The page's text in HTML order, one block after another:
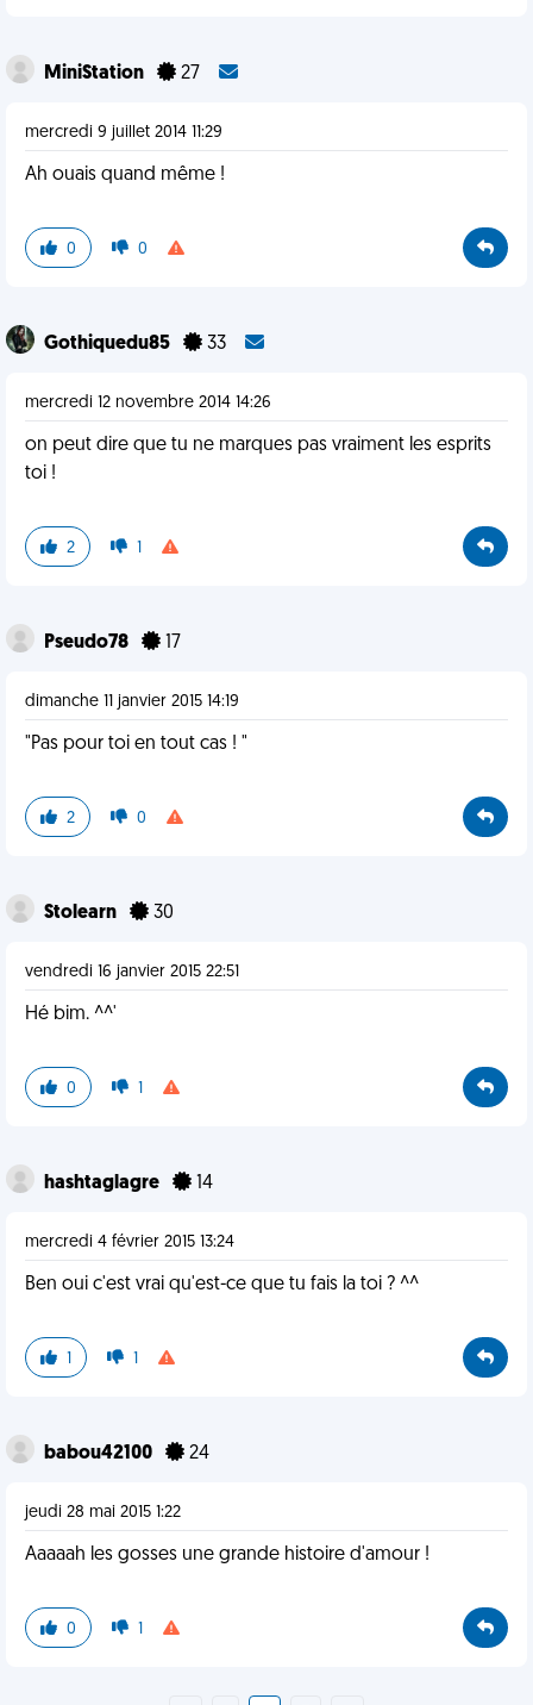
MiniStation 27
mercredi 9 juillet 2014 11:29
Ah ouais quand même !
0 0
Gothiquedu85 33
mercredi 12 novembre 2014 14:26
on peut dire que tu ne marques pas vraiment les esprits
toi !
2 1
Pseudo78 17
dimanche 11 janvier 2015 14:19
"Pas pour toi en tout cas ! "
2 0
Stolearn 30
vendredi 16 janvier 2015 22:51
Hé bim. ^^'
0 1
hashtaglagre 14
mercredi 4 février 2015 13:24
Ben oui c'est vrai qu'est-ce que tu fais la toi ? ^^
1 1
babou42100 24
jeudi 28 mai 2015 1:22
Aaaaah les gosses une grande histoire d'amour !
0 1